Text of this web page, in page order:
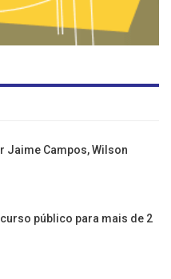
Jaime Campos, Wilson
público para mais de 2